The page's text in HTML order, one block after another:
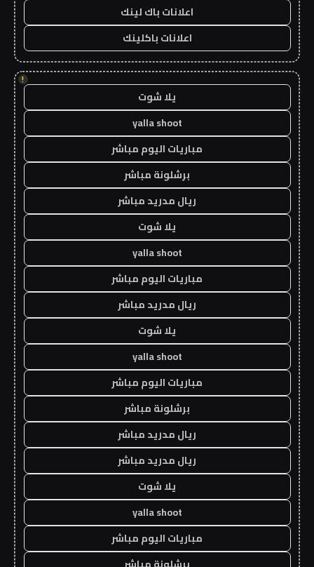
اعلانات باك لينك
اعلانات باكلينك
!
يلا شوت
yalla shoot
مباريات اليوم مباشر
برشلونة مباشر
ريال مدريد مباشر
يلا شوت
yalla shoot
مباريات اليوم مباشر
ريال مدريد مباشر
يلا شوت
yalla shoot
مباريات اليوم مباشر
برشلونة مباشر
ريال مدريد مباشر
ريال مدريد مباشر
يلا شوت
yalla shoot
مباريات اليوم مباشر